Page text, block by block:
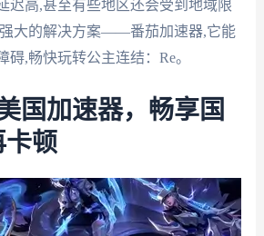
迟高,甚至有些地区还会受到地域限
大的解决方案——番茄加速器,它能
碍,畅快玩转公主连结：Re。
国加速器，畅享国
卡顿